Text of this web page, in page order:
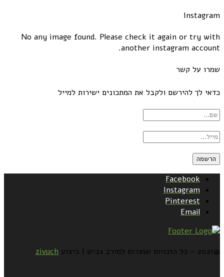
Instagram
No any image found. Please check it again or try with
another instagram account.
שמרו על קשר
כדאי לך להירשם ולקבל את המתכונים ישירות למייל
Facebook
Instagram
Pinterest
Email
@2021 - כל הזכויות שמורות למירב גביש | ביצוע zivuch